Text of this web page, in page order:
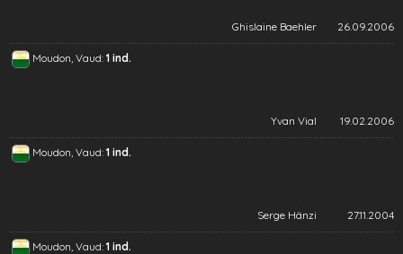
Ghislaine Baehler 26.09.2006
Moudon, Vaud: 1 ind.
Yvan Vial 19.02.2006
Moudon, Vaud: 1 ind.
Serge Hänzi 27.11.2004
Moudon, Vaud: 1 ind.